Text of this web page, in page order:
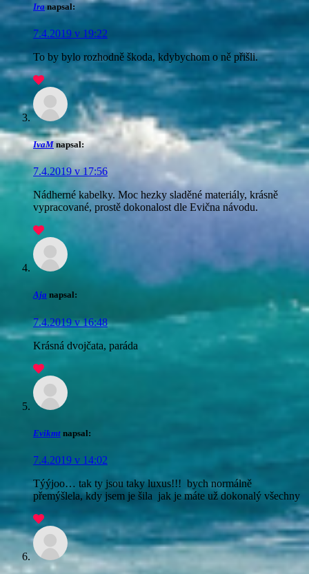
Ira napsal:
7.4.2019 v 19:22
To by bylo rozhodně škoda, kdybychom o ně přišli.
IvaM napsal:
7.4.2019 v 17:56
Nádherné kabelky. Moc hezky sladěné materiály, krásně
vypracované, prostě dokonalost dle Evična návodu.
Aja napsal:
7.4.2019 v 16:48
Krásná dvojčata, paráda
Evikmt napsal:
7.4.2019 v 14:02
Týýjoo… tak ty jsou taky luxus!!! bych normálně
přemýšlela, kdy jsem je šila jak je máte už dokonalý všechny